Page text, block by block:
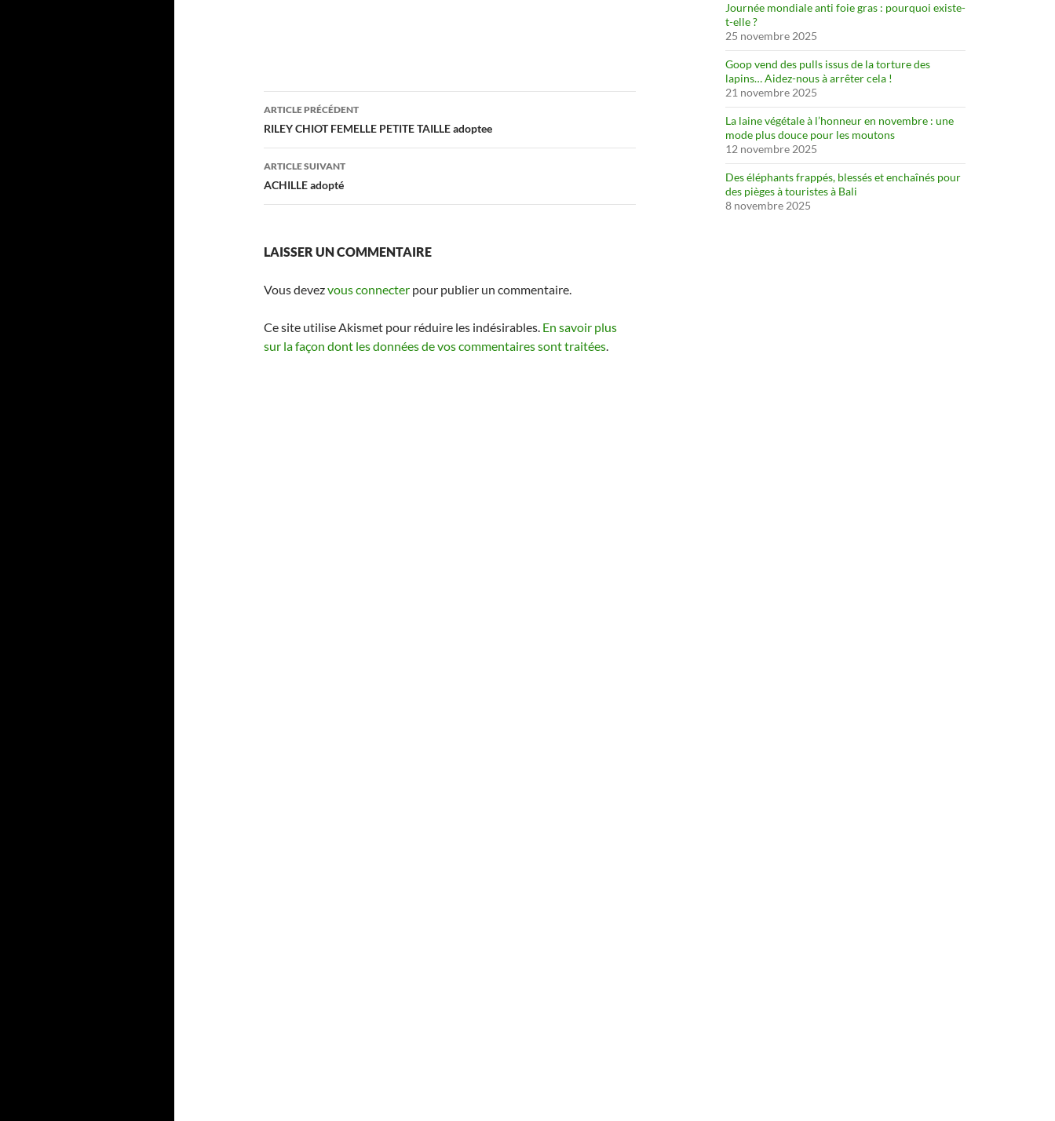
Navigation
des
articles
ARTICLE PRÉCÉDENT
RILEY CHIOT FEMELLE PETITE TAILLE adoptee
ARTICLE SUIVANT
ACHILLE adopté
LAISSER UN COMMENTAIRE
Vous devezvous connecter pour publier un commentaire.
Ce site utilise Akismet pour réduire les indésirables. En savoir plus
sur la façon dont les données de vos commentaires sont traitées.
Journée mondiale anti foie gras : pourquoi existe-
t-elle ?
25 novembre 2025
Goop vend des pulls issus de la torture des
lapins… Aidez-nous à arrêter cela !
21 novembre 2025
La laine végétale à l’honneur en novembre : une
mode plus douce pour les moutons
12 novembre 2025
Des éléphants frappés, blessés et enchaînés pour
des pièges à touristes à Bali
8 novembre 2025